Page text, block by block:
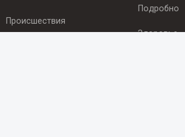
Происшествия
Подробно
Здоровье